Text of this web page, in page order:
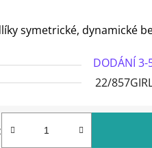
symetrické, dynamické
DODÁNÍ 3-
22/